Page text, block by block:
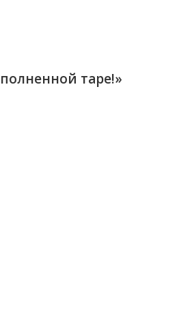
таре!»